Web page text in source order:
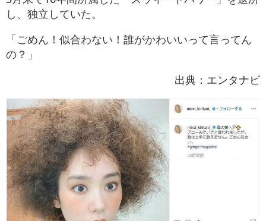
し、独立していた。
「ごめん！似合わない！誰がかわいいって言ってん
の？」
出典：エンタナビ